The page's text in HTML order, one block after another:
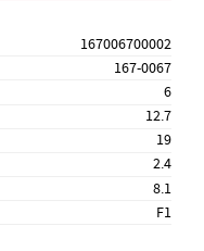
167006700002
167-0067
6
12.7
19
2.4
8.1
F1